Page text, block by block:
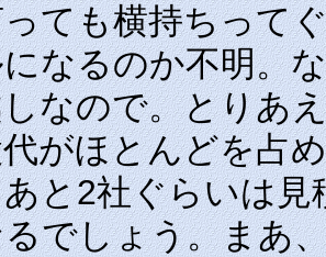
ても横持ちって
なるのか不明。
なので。とりあ
がほとんどを占
と2社ぐらいは
でしょう。まあ